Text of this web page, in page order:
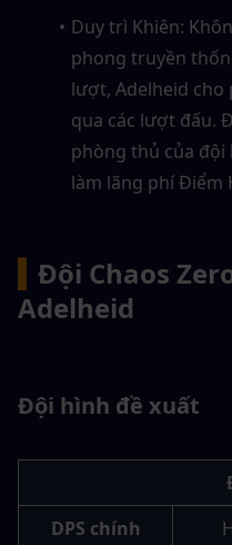
Duy trì Khiên:
phong truyền
lượt, Adelheid cho
qua các lượt đấu.
phòng thủ của
làm lãng phí Điểm
Đội Chaos
Adelheid
Đội hình đề xuất
DPS chính